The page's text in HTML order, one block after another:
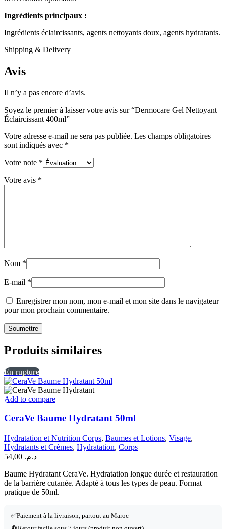
Ingrédients principaux :
Ingrédients éclaircissants, agents nettoyants doux, agents hydratants.
Shipping & Delivery
Avis
Il n’y a pas encore d’avis.
Soyez le premier à laisser votre avis sur “Dermocare Gel Nettoyant
Éclaircissant 400ml”
Votre adresse e-mail ne sera pas publiée. Les champs obligatoires
sont indiqués avec *
Votre note *
Votre avis *
Nom *
E-mail *
Enregistrer mon nom, mon e-mail et mon site dans le navigateur
pour mon prochain commentaire.
Produits similaires
En rupture
Add to compare
CeraVe Baume Hydratant 50ml
Hydratation et Nutrition Corps, Baumes et Lotions, Visage,
Hydratants et Crèmes, Hydratation, Corps
د.م.
Baume Hydratant CeraVe. Hydratation longue durée et restauration
de la barrière cutanée. Adapté à tous les types de peau. Format
pratique de 50ml.
✅Paiement à la livraison, partout au Maroc